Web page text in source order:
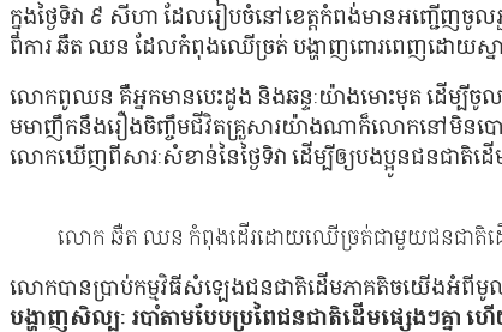
ក្នុងថ្ងៃទិវា ៩ សីហា ដែលរៀបចំនៅខេត្ដកំពង់មានអញ្ជើ
ពិការ ឆឺត ឈន ដែលកំពុងឈើច្រត់ បង្ហាញពោរពេញដោយស្ន
លោកពូឈន គឺអ្នកមានបេះដូង និងឆន្ទៈយ៉ាងមោះមុត ដើម្បីចូ
មមាញឹកនឹងរឿងចិញ្ចឹមជីវិតគ្រួសារយ៉ាងណាក៏លោកនៅមិនបោះ
លោកឃើញពីសារៈសំខាន់នៃថ្ងៃទិវា ដើម្បីឲ្យបងប្អូនជនជាតិ
លោក ឆឺត ឈន កំពុងដើរដោយឈើច្រត់ជាមួយជនជាតិដើម
លោកបានប្រាប់កម្មវិធីសំឡេងជនជាតិដើមភាគតិចយើងអំពីមូ
បង្ហាញសិល្បៈ របាំតាមបែបប្រពៃជនជាតិដើមផ្សេងៗគ្នា